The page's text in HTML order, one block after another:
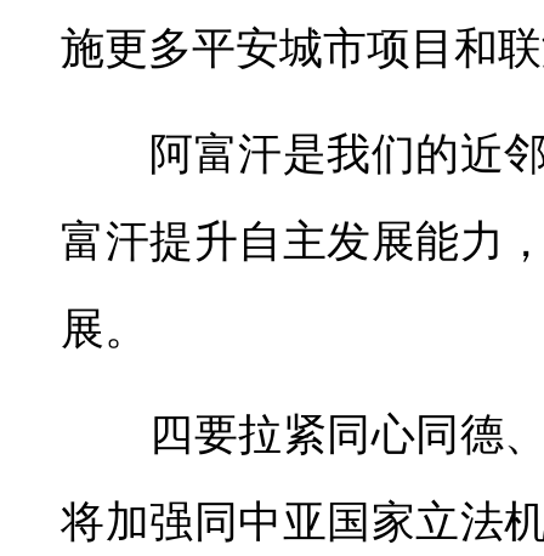
施更多平安城市项目和
阿富汗是我们的近邻
富汗提升自主发展能力
展。
四要拉紧同心同德、
将加强同中亚国家立法